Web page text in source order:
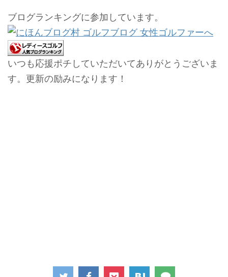
ブログランキングに参加しています。
いつも応援ポチしていただいてありがとうございま
す。更新の励みになります！